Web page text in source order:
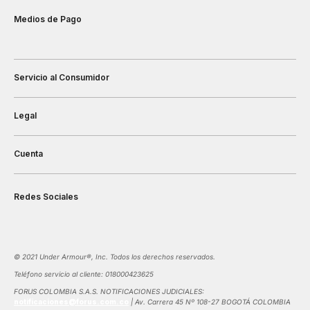
Medios de Pago
Servicio al Consumidor
Legal
Cuenta
Redes Sociales
©️ 2021 Under Armour®️, Inc. Todos los derechos reservados.
Teléfono servicio al cliente: 018000423625
FORUS COLOMBIA S.A.S. NOTIFICACIONES JUDICIALES:
| Av. Carrera 45 Nº 108-27 BOGOTÁ COLOMBIA